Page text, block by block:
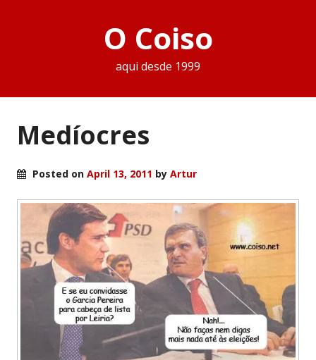
O Coiso
aqui desde 1999
Medíocres
Posted on April 13, 2011 by Artur